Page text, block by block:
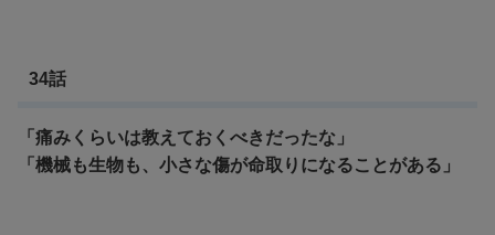
34話
「痛みくらいは教えておくべきだったな」
「機械も生物も、小さな傷が命取りになることがある」